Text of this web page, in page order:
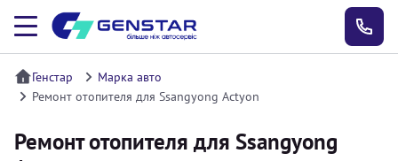
Генстар
Марка авто
Ремонт отопителя для Ssangyong Actyon
Ремонт отопителя для Ssangyong